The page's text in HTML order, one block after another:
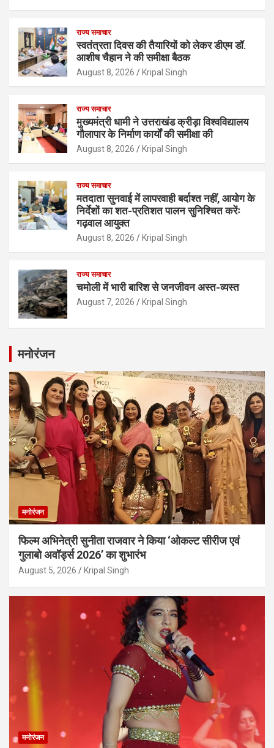
राज्य समाचार
स्वतंत्रता दिवस की तैयारियों को लेकर डीएम डॉ.
आशीष चैहान ने की समीक्षा बैठक
August 8, 2026 Kripal Singh
राज्य समाचार
मुख्यमंत्री धामी ने उत्तराखंड क्रीड़ा विश्वविद्यालय
गौलापार के निर्माण कार्यों की समीक्षा की
August 8, 2026 Kripal Singh
राज्य समाचार
मतदाता सुनवाई में लापरवाही बर्दाश्त नहीं, आयोग के
निर्देशों का शत-प्रतिशत पालन सुनिश्चित करेंः
गढ़वाल आयुक्त
August 8, 2026 Kripal Singh
राज्य समाचार
चमोली में भारी बारिश से जनजीवन अस्त-व्यस्त
August 7, 2026 Kripal Singh
मनोरंजन
मनोरंजन
फिल्म अभिनेत्री सुनीता राजवार ने किया ‘ओकल्ट सीरीज एवं
गुलाबो अवॉर्ड्स 2026’ का शुभारंभ
August 5, 2026 Kripal Singh
मनोरंजन